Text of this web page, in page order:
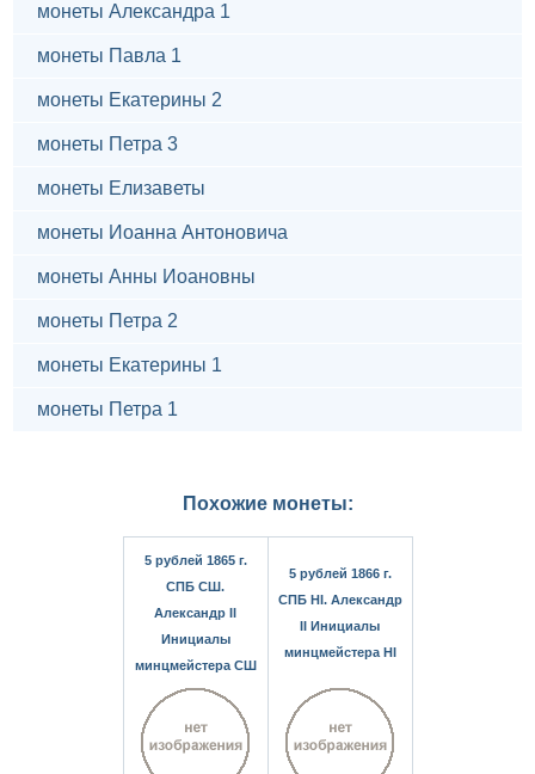
монеты Александра 1
монеты Павла 1
монеты Екатерины 2
монеты Петра 3
монеты Елизаветы
монеты Иоанна Антоновича
монеты Анны Иоановны
монеты Петра 2
монеты Екатерины 1
монеты Петра 1
Похожие монеты:
5 рублей 1865 г.
СПБ СШ.
Александр II
Инициалы
минцмейстера СШ
5 рублей 1866 г.
СПБ НІ. Александр
II Инициалы
минцмейстера НІ